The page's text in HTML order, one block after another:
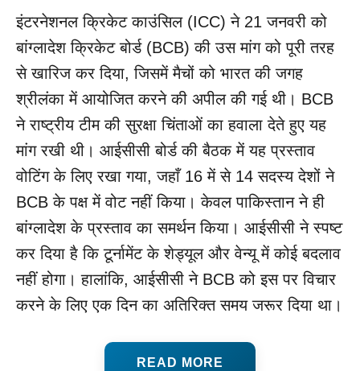
इंटरनेशनल क्रिकेट काउंसिल (ICC) ने 21 जनवरी को
बांग्लादेश क्रिकेट बोर्ड (BCB) की उस मांग को पूरी तरह
से खारिज कर दिया, जिसमें मैचों को भारत की जगह
श्रीलंका में आयोजित करने की अपील की गई थी। BCB
ने राष्ट्रीय टीम की सुरक्षा चिंताओं का हवाला देते हुए यह
मांग रखी थी। आईसीसी बोर्ड की बैठक में यह प्रस्ताव
वोटिंग के लिए रखा गया, जहाँ 16 में से 14 सदस्य देशों ने
BCB के पक्ष में वोट नहीं किया। केवल पाकिस्तान ने ही
बांग्लादेश के प्रस्ताव का समर्थन किया। आईसीसी ने स्पष्ट
कर दिया है कि टूर्नामेंट के शेड्यूल और वेन्यू में कोई बदलाव
नहीं होगा। हालांकि, आईसीसी ने BCB को इस पर विचार
करने के लिए एक दिन का अतिरिक्त समय जरूर दिया था।
READ MORE